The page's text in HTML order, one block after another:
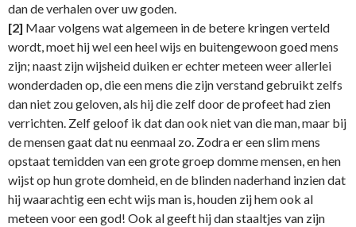
dan de verhalen over uw goden.
[2] Maar volgens wat algemeen in de betere kringen verteld
wordt, moet hij wel een heel wijs en buitengewoon goed mens
zijn; naast zijn wijsheid duiken er echter meteen weer allerlei
wonderdaden op, die een mens die zijn verstand gebruikt zelfs
dan niet zou geloven, als hij die zelf door de profeet had zien
verrichten. Zelf geloof ik dat dan ook niet van die man, maar bij
de mensen gaat dat nu eenmaal zo. Zodra er een slim mens
opstaat temidden van een grote groep domme mensen, en hen
wijst op hun grote domheid, en de blinden naderhand inzien dat
hij waarachtig een echt wijs man is, houden zij hem ook al
meteen voor een god! Ook al geeft hij dan staaltjes van zijn